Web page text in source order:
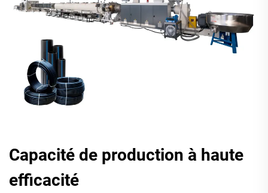
Capacité de production à haute
efficacité